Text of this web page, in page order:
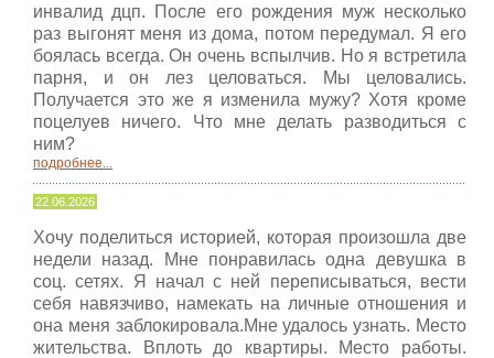
инвалид дцп. После его рождения муж несколько
раз выгонят меня из дома, потом передумал. Я его
боялась всегда. Он очень вспылчив. Но я встретила
парня, и он лез целоваться. Мы целовались.
Получается это же я изменила мужу? Хотя кроме
поцелуев ничего. Что мне делать разводиться с
ним?
подробнее...
22.06.2026
Хочу поделиться историей, которая произошла две
недели назад. Мне понравилась одна девушка в
соц. сетях. Я начал с ней переписываться, вести
себя навязчиво, намекать на личные отношения и
она меня заблокировала.Мне удалось узнать. Место
жительства. Вплоть до квартиры. Место работы.